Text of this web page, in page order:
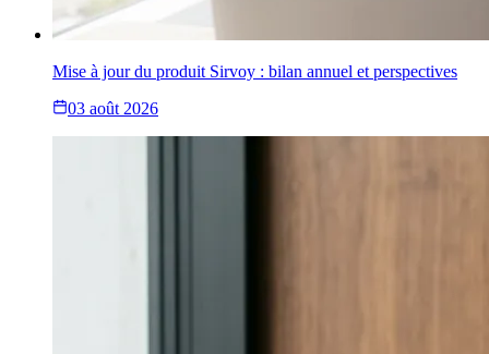
Mise à jour du produit Sirvoy : bilan annuel et perspectives
03 août 2026